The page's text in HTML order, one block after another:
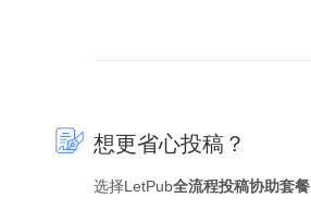
想更省心投稿？
选择LetPub全流程投稿协助套餐